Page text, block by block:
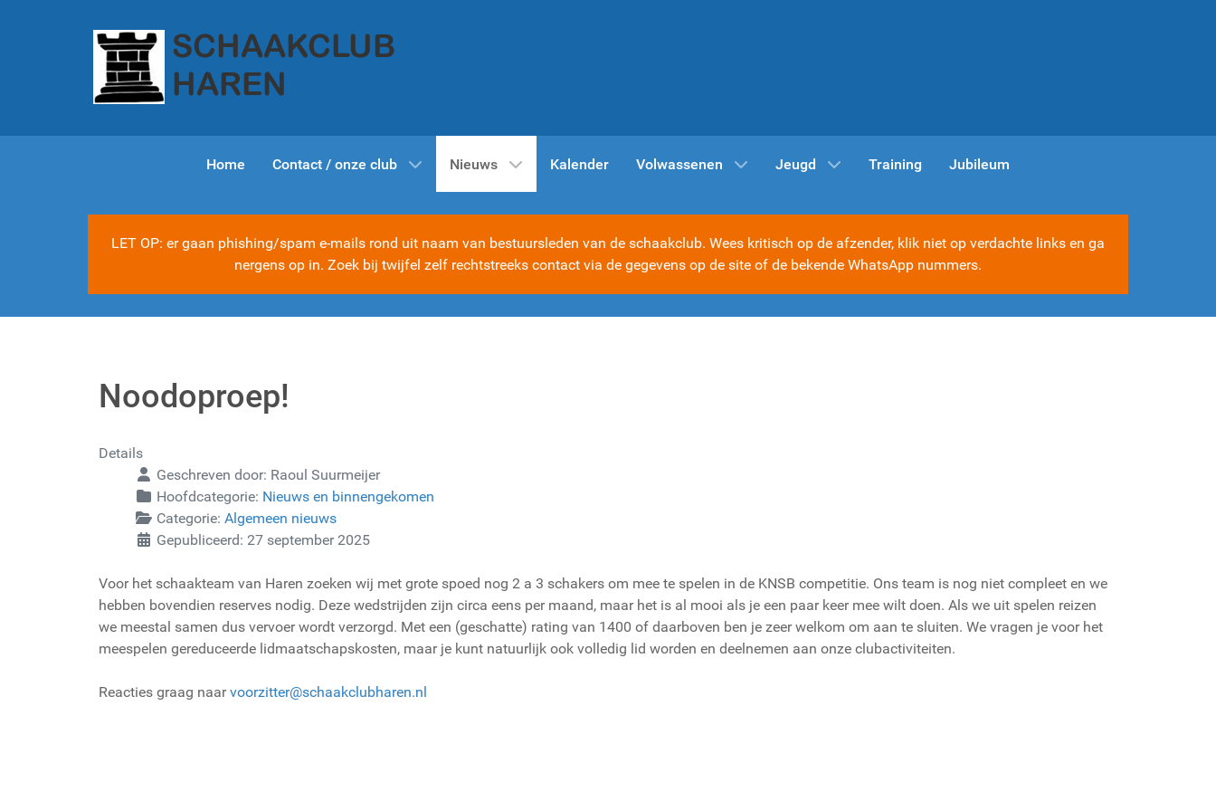
Home Contact / onze club Nieuws Kalender Volwassenen Jeugd Training Jubileum
LET OP: er gaan phishing/spam e-mails rond uit naam van bestuursleden van de schaakclub. Wees kritisch op de afzender, klik niet op verdachte links en ga
nergens op in. Zoek bij twijfel zelf rechtstreeks contact via de gegevens op de site of de bekende WhatsApp nummers.
Noodoproep!
Details
Geschreven door: Raoul Suurmeijer
Hoofdcategorie: Nieuws en binnengekomen
Categorie: Algemeen nieuws
Gepubliceerd: 27 september 2025
Voor het schaakteam van Haren zoeken wij met grote spoed nog 2 a 3 schakers om mee te spelen in de KNSB competitie. Ons team is nog niet compleet en we
hebben bovendien reserves nodig. Deze wedstrijden zijn circa eens per maand, maar het is al mooi als je een paar keer mee wilt doen. Als we uit spelen reizen
we meestal samen dus vervoer wordt verzorgd. Met een (geschatte) rating van 1400 of daarboven ben je zeer welkom om aan te sluiten. We vragen je voor het
meespelen gereduceerde lidmaatschapskosten, maar je kunt natuurlijk ook volledig lid worden en deelnemen aan onze clubactiviteiten.
Reacties graag naarvoorzitter@schaakclubharen.nl